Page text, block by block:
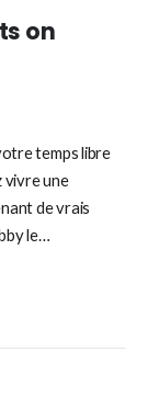
on
temps libre
vivre une
de vrais
le…